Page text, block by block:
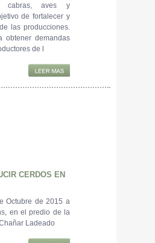
cabras, aves y
de fortalecer y
las producciones.
obtener demandas
de l
CERDOS EN
Octubre de 2015 a
en el predio de la
Ladeado